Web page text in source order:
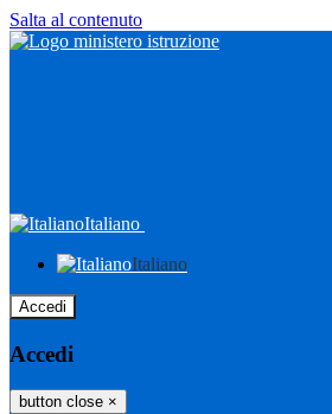
Salta al contenuto
Italiano
Italiano
Accedi
Accedi
button close ×